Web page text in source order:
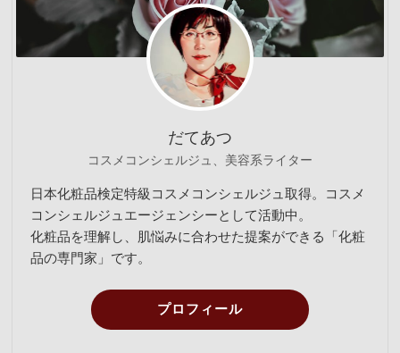
だてあつ
コスメコンシェルジュ、美容系ライター
日本化粧品検定特級コスメコンシェルジュ取得。コスメ
コンシェルジュエージェンシーとして活動中。
化粧品を理解し、肌悩みに合わせた提案ができる「化粧
品の専門家」です。
プロフィール